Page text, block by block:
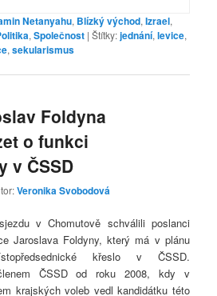
Netanyahu, Blízký východ,Izrael,
,Společnost |Štítky:jednání,levice,
,sekularismus
Foldyna
o funkci
v ČSSD
Veronika Svobodová
v Chomutově schválili poslanci
Jaroslava Foldyny, který má v plánu
křeslo v ČSSD.
ČSSD od roku 2008, kdy v
krajských voleb vedl kandidátku této